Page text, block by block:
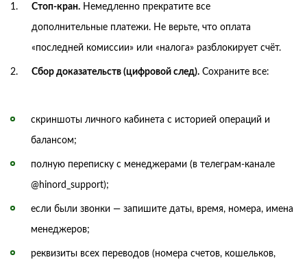
Стоп-кран. Немедленно прекратите все
дополнительные платежи. Не верьте, что оплата
«последней комиссии» или «налога» разблокирует счёт.
Сбор доказательств (цифровой след). Сохраните все:
скриншоты личного кабинета с историей операций и
балансом;
полную переписку с менеджерами (в телеграм-канале
@hinord_support);
если были звонки — запишите даты, время, номера, имена
менеджеров;
реквизиты всех переводов (номера счетов, кошельков,